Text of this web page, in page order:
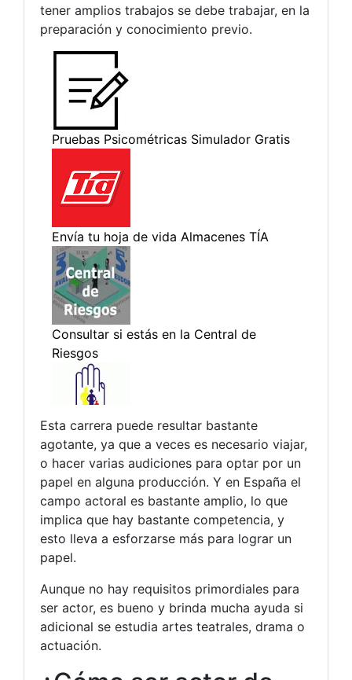
tener amplios trabajos se debe trabajar, en la
preparación y conocimiento previo.
Esta carrera puede resultar bastante
agotante, ya que a veces es necesario viajar,
o hacer varias audiciones para optar por un
papel en alguna producción. Y en España el
campo actoral es bastante amplio, lo que
implica que hay bastante competencia, y
esto lleva a esforzarse más para lograr un
papel.
Aunque no hay requisitos primordiales para
ser actor, es bueno y brinda mucha ayuda si
adicional se estudia artes teatrales, drama o
actuación.